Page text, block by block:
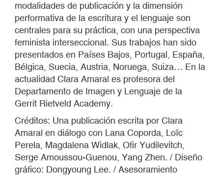
modalidades de publicación y la dimensión
performativa de la escritura y el lenguaje son
centrales para su práctica, con una perspectiva
feminista interseccional. Sus trabajos han sido
presentados en Países Bajos, Portugal, España,
Bélgica, Suecia, Austria, Noruega, Suiza… En la
actualidad Clara Amaral es profesora del
Departamento de Imagen y Lenguaje de la
Gerrit Rietveld Academy.
Créditos: Una publicación escrita por Clara
Amaral en diálogo con Lana Coporda, Loïc
Perela, Magdalena Widlak, Ofir Yudilevitch,
Serge Amoussou-Guenou, Yang Zhen. / Diseño
gráfico: Dongyoung Lee. / Asesoramiento